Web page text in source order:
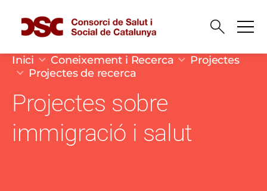
Fil d'ariadna
Inici Coneixement i Recerca
Projectes
Projectes de recerca
Projectes sobre
immigració i salut